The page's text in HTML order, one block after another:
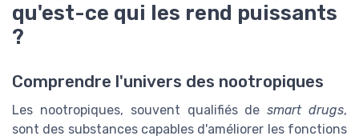
qu'est-ce qui les rend puissants
?
Comprendre l'univers des nootropiques
Les nootropiques, souvent qualifiés desmart drugs,
sont des substances capables d'améliorer les fonctions